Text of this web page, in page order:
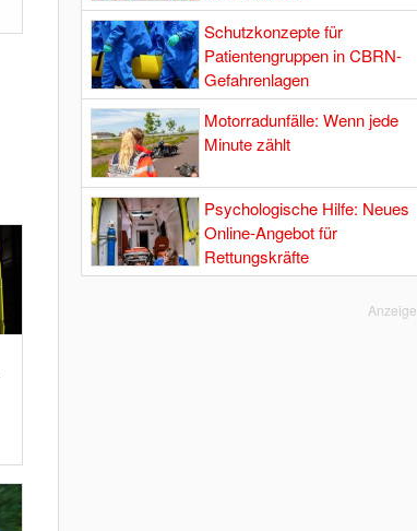
Hirndurchblutung
Schutzkonzepte für
Patientengruppen in CBRN-
Gefahrenlagen
Motorradunfälle: Wenn jede
Minute zählt
Psychologische Hilfe: Neues
Online-Angebot für
Rettungskräfte
Anzeige